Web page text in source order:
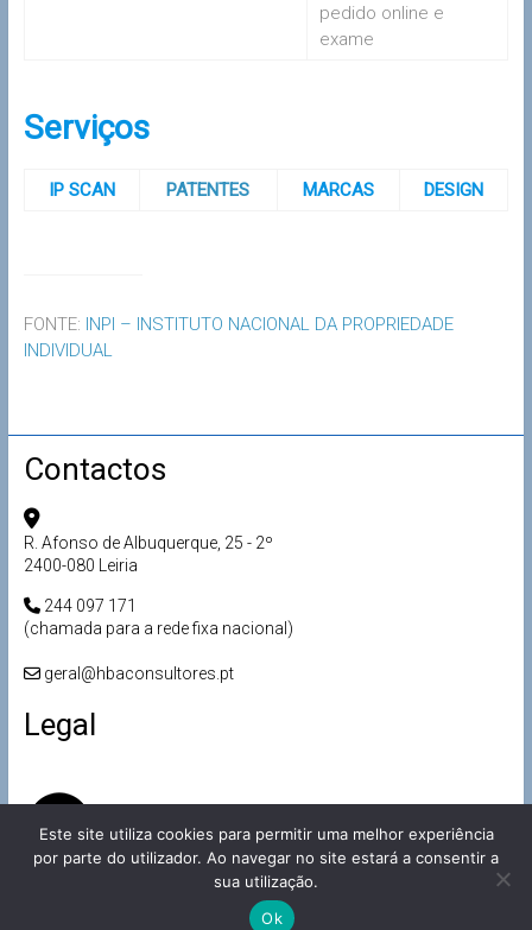
pedido online e
exame
Serviços
IP SCAN PATENTES MARCAS DESIGN
FONTE: INPI – INSTITUTO NACIONAL DA PROPRIEDADE
INDIVIDUAL
Contactos
R. Afonso de Albuquerque, 25 - 2º
2400-080 Leiria
244 097 171
(chamada para a rede fixa nacional)
geral@hbaconsultores.pt
Legal
Este site utiliza cookies para permitir uma melhor experiência
por parte do utilizador. Ao navegar no site estará a consentir a
sua utilização.
Ok